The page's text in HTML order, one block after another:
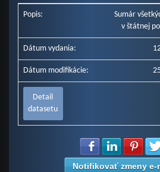
Popis:
Sumár
v štátnej
Dátum vydania:
Dátum modifikácie:
Detail
datasetu
Zdielať na
Zdielať
Notifikovať zmeny e-